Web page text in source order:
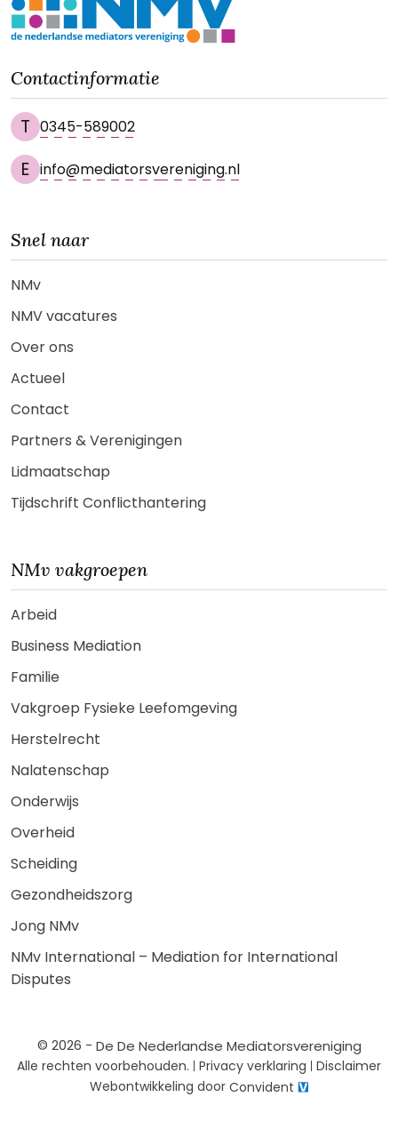
Contactinformatie
T 0345-589002
E info@mediatorsvereniging.nl
Snel naar
NMv
NMV vacatures
Over ons
Actueel
Contact
Partners & Verenigingen
Lidmaatschap
Tijdschrift Conflicthantering
NMv vakgroepen
Arbeid
Business Mediation
Familie
Vakgroep Fysieke Leefomgeving
Herstelrecht
Nalatenschap
Onderwijs
Overheid
Scheiding
Gezondheidszorg
Jong NMv
NMv International – Mediation for International
Disputes
© 2026 - De De Nederlandse Mediatorsvereniging
Alle rechten voorbehouden. Privacy verklaring Disclaimer
Webontwikkeling door Convident